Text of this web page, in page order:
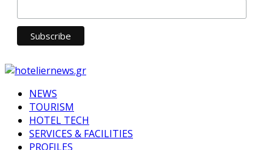
NEWS
TOURISM
HOTEL TECH
SERVICES & FACILITIES
PROFILES